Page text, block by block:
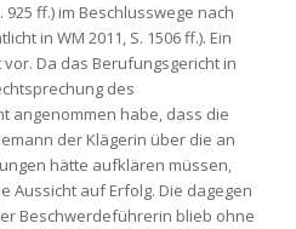
ff.) im Beschlusswege nach
in WM 2011, S. 1506 ff.). Ein
Da das Berufungsgericht in
des
angenommen habe, dass die
der Klägerin über die an
hätte aufklären müssen,
Aussicht auf Erfolg. Die dagegen
Beschwerdeführerin blieb ohne